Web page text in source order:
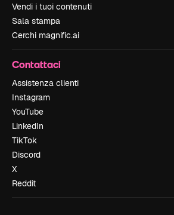
Vendi i tuoi contenuti
Sala stampa
Cerchi magnific.ai
Contattaci
Assistenza clienti
Instagram
YouTube
LinkedIn
TikTok
Discord
X
Reddit